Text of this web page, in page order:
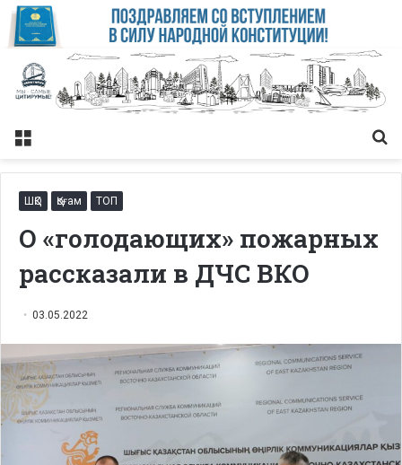
Меню
ШҚО Қоғам ТОП
О «голодающих» пожарных
рассказали в ДЧС ВКО
03.05.2022